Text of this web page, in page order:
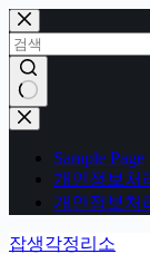
본
문
으
로
건
너
결
Sample Page
개인정보처
개인정보처
잡생각정리소